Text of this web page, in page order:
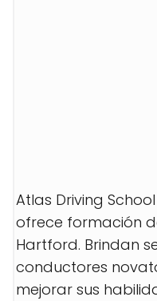
Atlas Driving
ofrece formación
Hartford. Brindan
conductores
mejorar sus